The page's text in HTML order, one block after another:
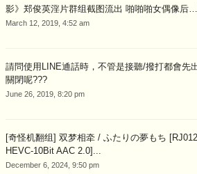
影》郑俊英淫片群组截图流出 啪啪啪女偶像后
March 12, 2019, 4:52 am
請問使用LINE通話時，不管是接聽/撥打都會先
關閉呢???
June 26, 2019, 8:20 pm
[奇怪机翻组] 双梦相牵 / ふたりの夢もち
HEVC-10Bit AAC 2.0]...
December 6, 2024, 9:50 pm